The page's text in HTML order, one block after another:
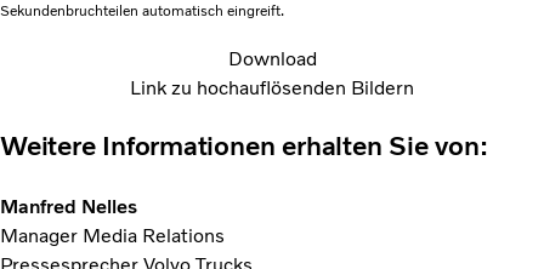
Sekundenbruchteilen automatisch eingreift.
Download
Link zu hochauflösenden Bildern
Weitere Informationen erhalten Sie von:
Manfred Nelles
Manager Media Relations